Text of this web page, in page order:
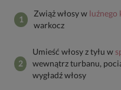
1
Zwiąż włosy w luźnego
warkocz
2
Umieść włosy z tyłu w
wewnątrz turbanu,
wygładź włosy